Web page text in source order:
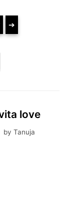
➔
love
by Tanuja